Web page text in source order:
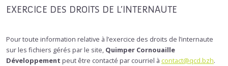
EXERCICE DES DROITS DE L’INTERNAUTE
Pour toute information relative à l’exercice des droits de l’internaute
sur les fichiers gérés par le site, Quimper Cornouaille
Développement peut être contacté par courriel à contact@qcd.bzh.